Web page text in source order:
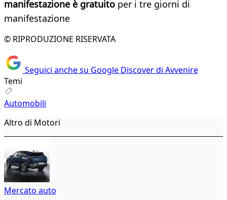
manifestazione è gratuito per i tre giorni di
manifestazione
© RIPRODUZIONE RISERVATA
Seguici anche su Google Discover di Avvenire
Temi
Automobili
Altro di Motori
Mercato auto